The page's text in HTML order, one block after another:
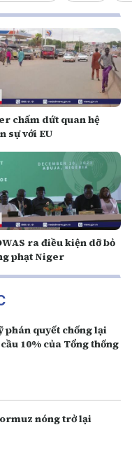
chấm dứt quan hệ
sự với EU
ra điều kiện dỡ bỏ
phạt Niger
phán quyết chống lại
10% của Tổng thống
nóng trở lại